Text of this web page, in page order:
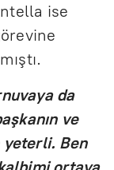
ise
da
ve
yeterli. Ben